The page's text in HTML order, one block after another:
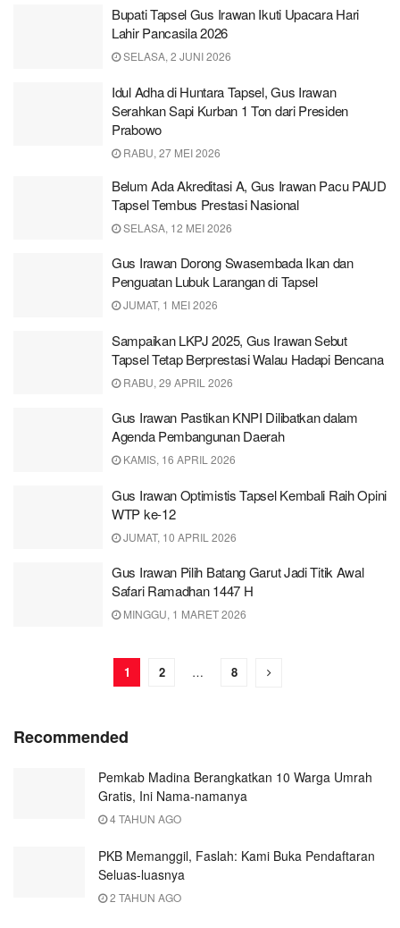
Bupati Tapsel Gus Irawan Ikuti Upacara Hari
Lahir Pancasila 2026
SELASA, 2 JUNI 2026
Idul Adha di Huntara Tapsel, Gus Irawan
Serahkan Sapi Kurban 1 Ton dari Presiden
Prabowo
RABU, 27 MEI 2026
Belum Ada Akreditasi A, Gus Irawan Pacu PAUD
Tapsel Tembus Prestasi Nasional
SELASA, 12 MEI 2026
Gus Irawan Dorong Swasembada Ikan dan
Penguatan Lubuk Larangan di Tapsel
JUMAT, 1 MEI 2026
Sampaikan LKPJ 2025, Gus Irawan Sebut
Tapsel Tetap Berprestasi Walau Hadapi Bencana
RABU, 29 APRIL 2026
Gus Irawan Pastikan KNPI Dilibatkan dalam
Agenda Pembangunan Daerah
KAMIS, 16 APRIL 2026
Gus Irawan Optimistis Tapsel Kembali Raih Opini
WTP ke-12
JUMAT, 10 APRIL 2026
Gus Irawan Pilih Batang Garut Jadi Titik Awal
Safari Ramadhan 1447 H
MINGGU, 1 MARET 2026
1 2 … 8
Recommended
Pemkab Madina Berangkatkan 10 Warga Umrah
Gratis, Ini Nama-namanya
4 TAHUN AGO
PKB Memanggil, Faslah: Kami Buka Pendaftaran
Seluas-luasnya
2 TAHUN AGO